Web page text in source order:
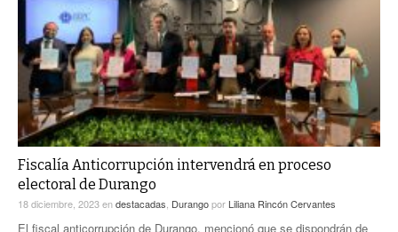
Fiscalía Anticorrupción intervendrá en proceso
electoral de Durango
18 diciembre, 2023endestacadas Durangopor Liliana Rincón Cervantes
El fiscal anticorrupción de Durango, mencionó que se dispondrán de